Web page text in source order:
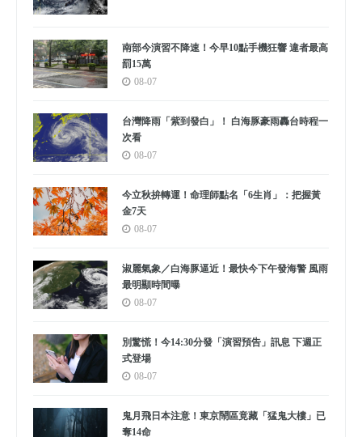
南部今演習不降速！今早10點手機狂響 違者最高
罰15萬
08-07
台灣降雨「紫到發白」！ 白海豚豪雨轟台時程一
次看
08-07
今立秋拚轉運！命理師點名「6生肖」：把握黃
金7天
08-07
淑麗氣象／白海豚逼近！最快今下午發海警 風雨
最明顯時間曝
08-07
別驚慌！今14:30分發「演習預告」訊息 下週正
式登場
08-07
鬼月飛日本注意！東京鬧區竟藏「猛鬼大樓」已
奪14命